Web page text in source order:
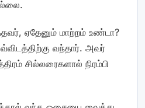
ஏதேனும் மாற்றம் உண்டா?
வந்தார். அவர்
சில்லரைகளால் நிரம்பி